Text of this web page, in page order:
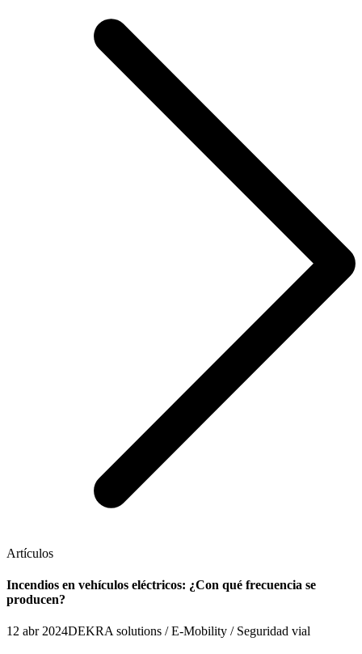
Artículos
Incendios en vehículos eléctricos: ¿Con qué frecuencia se
producen?
12 abr 2024DEKRA solutions / E-Mobility / Seguridad vial